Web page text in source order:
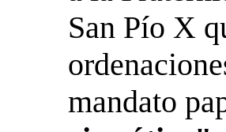
San Pío X
mandato